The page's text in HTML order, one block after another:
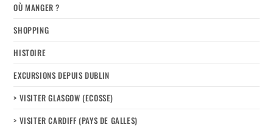
OÙ MANGER ?
SHOPPING
HISTOIRE
EXCURSIONS DEPUIS DUBLIN
> VISITER GLASGOW (ECOSSE)
> VISITER CARDIFF (PAYS DE GALLES)